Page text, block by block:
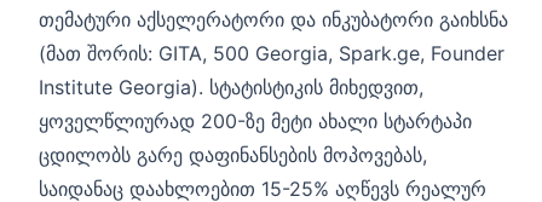
თემატური აქსელერატორი და ინკუბატორი გაიხსნა
(მათ შორის: GITA, 500 Georgia, Spark.ge, Founder
Institute Georgia). სტატისტიკის მიხედვით,
ყოველწლიურად 200-ზე მეტი ახალი სტარტაპი
ცდილობს გარე დაფინანსების მოპოვებას,
საიდანაც დაახლოებით 15-25% აღწევს რეალურ